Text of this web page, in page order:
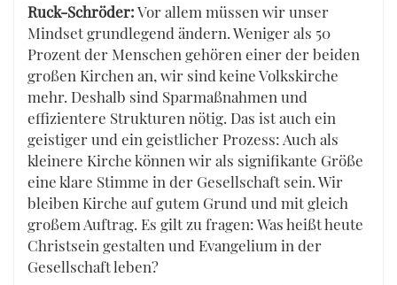
Ruck-Schröder:Vor allem müssen wir unser
Mindset grundlegend ändern. Weniger als 50
Prozent der Menschen gehören einer der beiden
großen Kirchen an, wir sind keine Volkskirche
mehr. Deshalb sind Sparmaßnahmen und
effizientere Strukturen nötig. Das ist auch ein
geistiger und ein geistlicher Prozess: Auch als
kleinere Kirche können wir als signifikante Größe
eine klare Stimme in der Gesellschaft sein. Wir
bleiben Kirche auf gutem Grund und mit gleich
großem Auftrag. Es gilt zu fragen: Was heißt heute
Christsein gestalten und Evangelium in der
Gesellschaft leben?